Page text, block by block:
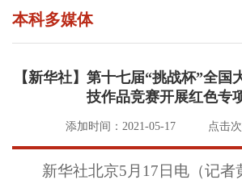
本科多媒体
【新华社】第十七届“挑战杯”全国
技作品竞赛开展红色专
添加时间：2021-05-17 点击次
新华社北京5月17日电（记者